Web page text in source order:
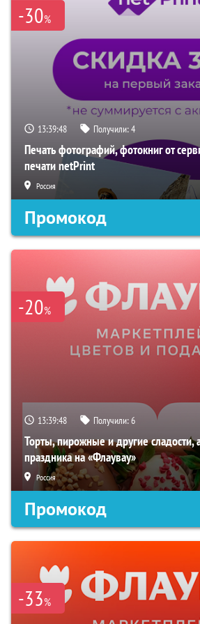
-30%
13:39:47 Получили:4
Печать фотографий, фотокниг от
печати netPrint
Россия
Промокод
-20%
13:39:47 Получили:6
Торты, пирожные и другие сладости,
праздника на «Флаувау»
Россия
Промокод
-33%